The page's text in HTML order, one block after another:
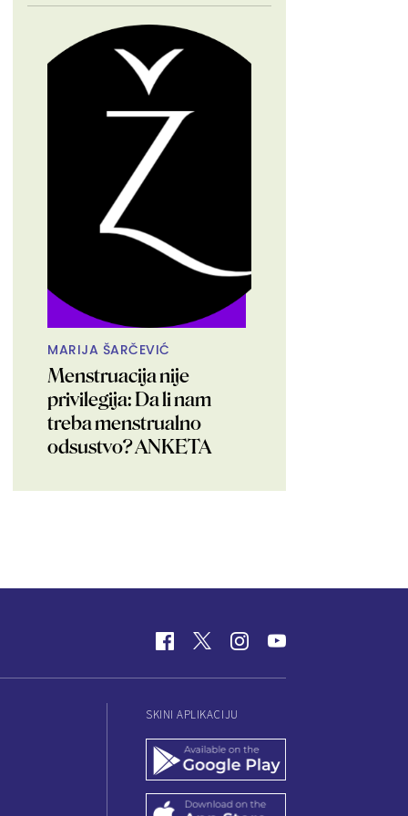
MARIJA ŠARČEVIĆ
Menstruacija nije
privilegija: Da li nam
treba menstrualno
odsustvo? ANKETA
SKINI APLIKACIJU